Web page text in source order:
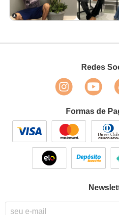
Redes
Formas de